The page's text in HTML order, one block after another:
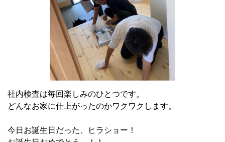
社内検査は毎回楽しみのひとつです。
どんなお家に仕上がったのかワクワクします。
今日お誕生日だった、ヒラショー！